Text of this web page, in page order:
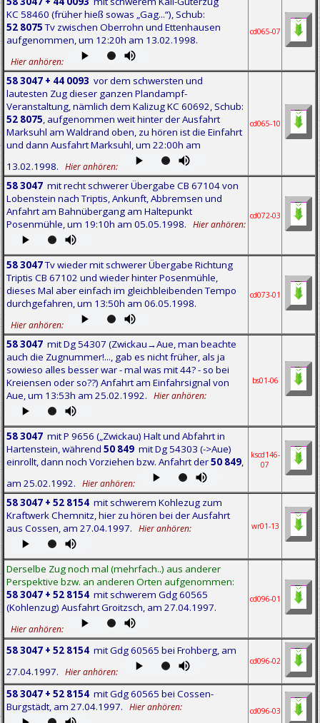
KC 58460 (früher hieß sowas „Gag...“), Schub:
52 8075Tv zwischen Oberrohn und Ettenhausen
aufgenommen, um 12:20h am 13.02.1998.
Hier anhören:
cd065-07
58 3047 + 44 0093 vor dem schwersten und
lautesten Zug dieser ganzen Plandampf-
Veranstaltung, nämlich dem Kalizug KC 60692, Schub:
52 8075, aufgenommen weit hinter der Ausfahrt
Marksuhl am Waldrand oben, zu hören ist die Einfahrt
und dann Ausfahrt Marksuhl, um 22:00h am
13.02.1998.
Hier anhören:
cd065-10
58 3047 mit recht schwerer Übergabe CB 67104 von
Lobenstein nach Triptis, Ankunft, Abbremsen und
Anfahrt am Bahnübergang am Haltepunkt
Posenmühle, um 19:10h am 05.05.1998.
Hier anhören:
cd072-03
58 3047Tv wieder mit schwerer Übergabe Richtung
Triptis CB 67102 und wieder hinter Posenmühle,
dieses Mal aber einfach im gleichbleibenden Tempo
durchgefahren, um 13:50h am 06.05.1998.
Hier anhören:
cd073-01
58 3047 mit Dg 54307 (Zwickau→Aue, man beachte
auch die Zugnummer!..., gab es nicht früher, als ja
sowieso alles besser war - mal was mit 44? - so bei
Kreiensen oder so??) Anfahrt am Einfahrsignal von
Aue, um 13:53h am 25.02.1992.
Hier anhören:
bs01-06
58 3047 mit P 9656 („Zwickau) Halt und Abfahrt in
Hartenstein, während50 849 mit Dg 54303 (->Aue)
einrollt, dann noch Vorziehen bzw. Anfahrt der50 849,
am 25.02.1992.
Hier anhören:
kscd146-
07
58 3047 + 52 8154 mit schwerem Kohlezug zum
Kraftwerk Chemnitz, hier zu hören bei der Ausfahrt
aus Cossen, am 27.04.1997.
Hier anhören: wr01-13
Derselbe Zug noch mal (mehrfach..) aus anderer
Perspektive bzw. an anderen Orten aufgenommen:
58 3047 + 52 8154 mit schwerem Gdg 60565
(Kohlenzug) Ausfahrt Groitzsch, am 27.04.1997.
Hier anhören:
cd096-01
58 3047 + 52 8154 mit Gdg 60565 bei Frohberg, am
27.04.1997.
Hier anhören:
cd096-02
58 3047 + 52 8154 mit Gdg 60565 bei Cossen-
Burgstädt, am 27.04.1997.
Hier anhören: cd096-03